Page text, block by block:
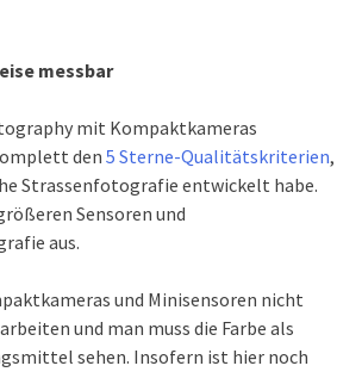
messbar
mit Kompaktkameras
den 5 Sterne-Qualitätskriterien,
Strassenfotografie entwickelt habe.
Sensoren und
aus.
und Minisensoren nicht
und man muss die Farbe als
sehen. Insofern ist hier noch